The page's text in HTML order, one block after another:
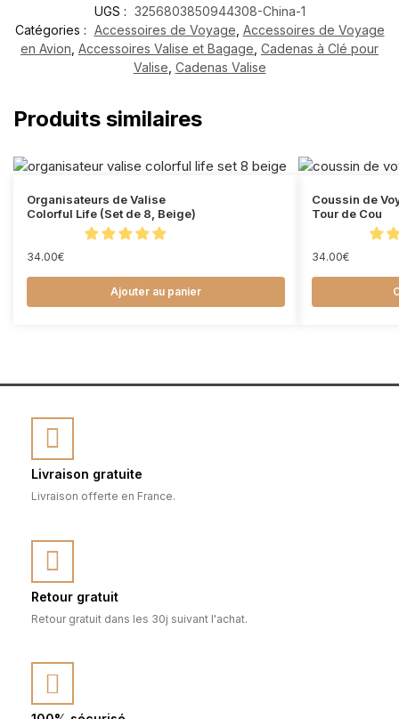
UGS : 3256803850944308-China-1
Catégories : Accessoires de Voyage, Accessoires de Voyage
en Avion, Accessoires Valise et Bagage, Cadenas à Clé pour
Valise, Cadenas Valise
Produits similaires
Organisateurs de Valise
Colorful Life (Set de 8, Beige)
34.00€
Ajouter au panier
Coussin de
Tour de Cou
34.00€
Livraison gratuite
Livraison offerte en France.
Retour gratuit
Retour gratuit dans les 30j suivant l'achat.